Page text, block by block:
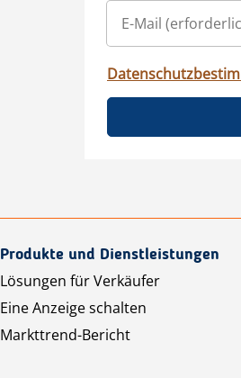
Produkte und Dienstleistungen
Lösungen für Verkäufer
Eine Anzeige schalten
Markttrend-Bericht